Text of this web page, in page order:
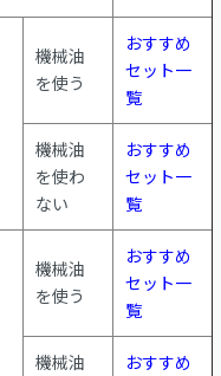
機械油
を使う
おすすめ
セット一
覧
機械油
を使わ
ない
おすすめ
セット一
覧
機械油
を使う
おすすめ
セット一
覧
機械油
おすすめ